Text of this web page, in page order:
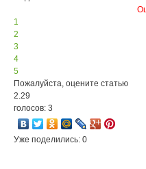
1
2
3
4
5
Пожалуйста, оцените статью
2.29
голосов: 3
Уже поделились: 0